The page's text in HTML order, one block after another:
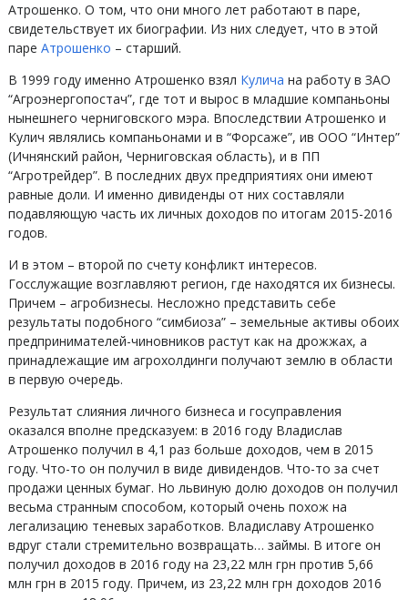
Атрошенко. О том, что они много лет работают в паре,
свидетельствует их биографии. Из них следует, что в этой
паре Атрошенко – старший.
В 1999 году именно Атрошенко взял Кулича на работу в ЗАО
“Агроэнергопостач”, где тот и вырос в младшие компаньоны
нынешнего черниговского мэра. Впоследствии Атрошенко и
Кулич являлись компаньонами и в “Форсаже”, ив ООО “Интер”
(Ичнянский район, Черниговская область), и в ПП
“Агротрейдер”. В последних двух предприятиях они имеют
равные доли. И именно дивиденды от них составляли
подавляющую часть их личных доходов по итогам 2015-2016
годов.
И в этом – второй по счету конфликт интересов.
Госслужащие возглавляют регион, где находятся их бизнесы.
Причем – агробизнесы. Несложно представить себе
результаты подобного “симбиоза” – земельные активы обоих
предпринимателей-чиновников растут как на дрожжах, а
принадлежащие им агрохолдинги получают землю в области
в первую очередь.
Результат слияния личного бизнеса и госуправления
оказался вполне предсказуем: в 2016 году Владислав
Атрошенко получил в 4,1 раз больше доходов, чем в 2015
году. Что-то он получил в виде дивидендов. Что-то за счет
продажи ценных бумаг. Но львиную долю доходов он получил
весьма странным способом, который очень похож на
легализацию теневых заработков. Владиславу Атрошенко
вдруг стали стремительно возвращать… займы. В итоге он
получил доходов в 2016 году на 23,22 млн грн против 5,66
млн грн в 2015 году. Причем, из 23,22 млн грн доходов 2016